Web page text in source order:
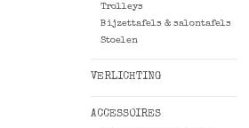
Trolleys
Bijzettafels & salontafels
Stoelen
VERLICHTING
ACCESSOIRES